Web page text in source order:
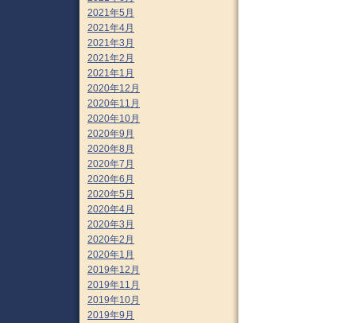
2021年5月
2021年4月
2021年3月
2021年2月
2021年1月
2020年12月
2020年11月
2020年10月
2020年9月
2020年8月
2020年7月
2020年6月
2020年5月
2020年4月
2020年3月
2020年2月
2020年1月
2019年12月
2019年11月
2019年10月
2019年9月